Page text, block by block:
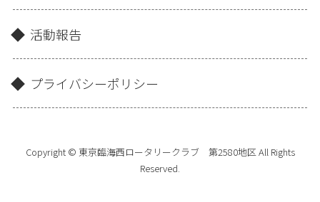
活動報告
プライバシーポリシー
Copyright © 東京臨海西ロータリークラブ 第2580地区 All Rights
Reserved.